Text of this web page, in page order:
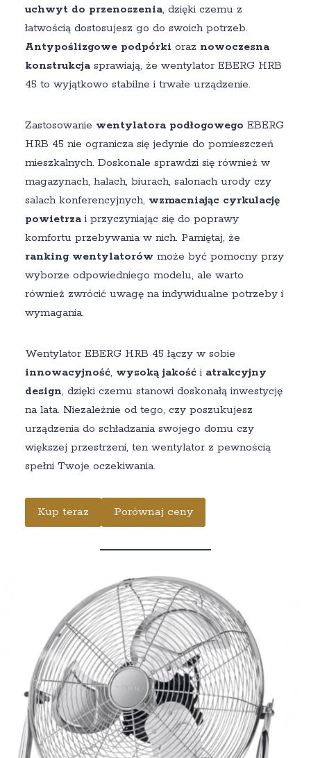
uchwyt do przenoszenia, dzięki czemu z
łatwością dostosujesz go do swoich potrzeb.
Antypoślizgowe podpórki oraz nowoczesna
konstrukcjasprawiają, że wentylator EBERG HRB
45 to wyjątkowo stabilne i trwałe urządzenie.
Zastosowanie wentylatora podłogowego EBERG
HRB 45 nie ogranicza się jedynie do pomieszczeń
mieszkalnych. Doskonale sprawdzi się również w
magazynach, halach, biurach, salonach urody czy
salach konferencyjnych, wzmacniając cyrkulację
powietrzai przyczyniając się do poprawy
komfortu przebywania w nich. Pamiętaj, że
ranking wentylatorów może być pomocny przy
wyborze odpowiedniego modelu, ale warto
również zwrócić uwagę na indywidualne potrzeby i
wymagania.
Wentylator EBERG HRB 45 łączy w sobie
innowacyjność, wysoką jakośći atrakcyjny
design, dzięki czemu stanowi doskonałą inwestycję
na lata. Niezależnie od tego, czy poszukujesz
urządzenia do schładzania swojego domu czy
większej przestrzeni, ten wentylator z pewnością
spełni Twoje oczekiwania.
Kup teraz Porównaj ceny